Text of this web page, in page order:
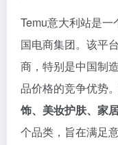
Temu意大利站是
国电商集团。该平
商，特别是中国制
品价格的竞争优势
饰、美妆护肤、家
个品类，旨在满足